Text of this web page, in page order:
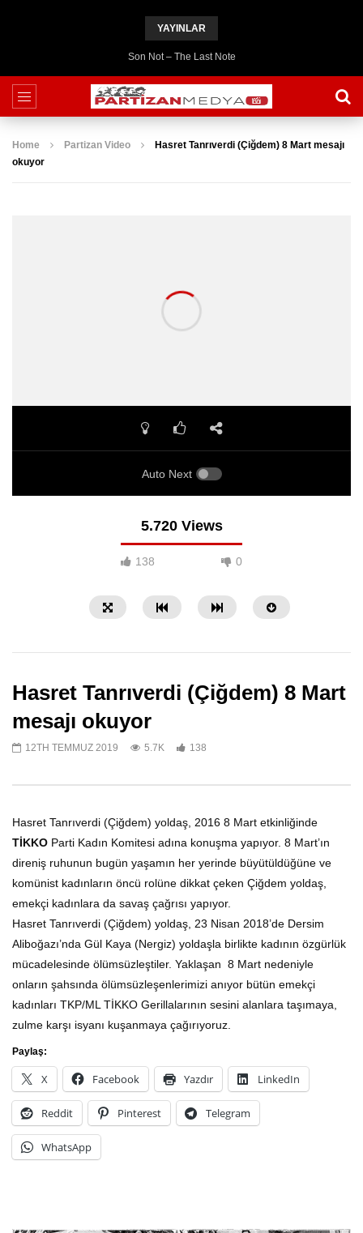
YAYINLAR
Son Not – The Last Note
Home Partizan Video
Hasret Tanrıverdi (Çiğdem) 8 Mart mesajı
okuyor
Auto Next
5.720 Views
138 0
20TH MAYIS 2023
1
1ST ŞUBAT 2023
0
Hasret Tanrıverdi (Çiğdem) 8 Mart
mesajı okuyor
12TH TEMMUZ 2019 5.7K 138
Hasret Tanrıverdi (Çiğdem) yoldaş, 2016 8 Mart etkinliğinde
TİKKO Parti Kadın Komitesi adına konuşma yapıyor. 8 Mart’ın
direniş ruhunun bugün yaşamın her yerinde büyütüldüğüne ve
komünist kadınların öncü rolüne dikkat çeken Çiğdem yoldaş,
emekçi kadınlara da savaş çağrısı yapıyor.
Hasret Tanrıverdi (Çiğdem) yoldaş, 23 Nisan 2018’de Dersim
Aliboğazı’nda Gül Kaya (Nergiz) yoldaşla birlikte kadının özgürlük
mücadelesinde ölümsüzleştiler. Yaklaşan 8 Mart nedeniyle
onların şahsında ölümsüzleşenlerimizi anıyor bütün emekçi
kadınları TKP/ML TİKKO Gerillalarının sesini alanlara taşımaya,
zulme karşı isyanı kuşanmaya çağırıyoruz.
Paylaş:
X Facebook Yazdır LinkedIn
Reddit Pinterest Telegram
WhatsApp